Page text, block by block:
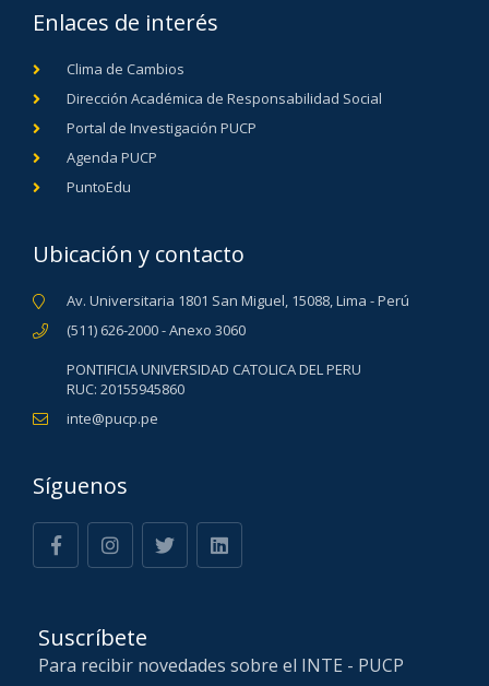
Enlaces de interés
Clima de Cambios
Dirección Académica de Responsabilidad Social
Portal de Investigación PUCP
Agenda PUCP
PuntoEdu
Ubicación y contacto
Av. Universitaria 1801 San Miguel, 15088, Lima - Perú
(511) 626-2000 - Anexo 3060
PONTIFICIA UNIVERSIDAD CATOLICA DEL PERU
RUC: 20155945860
inte@pucp.pe
Síguenos
Suscríbete
Para recibir novedades sobre el INTE - PUCP